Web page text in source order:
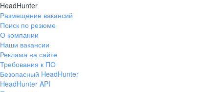
HeadHunter
Размещение вакансий
Поиск по резюме
О компании
Наши вакансии
Реклама на сайте
Требования к ПО
Безопасный HeadHunter
HeadHunter API